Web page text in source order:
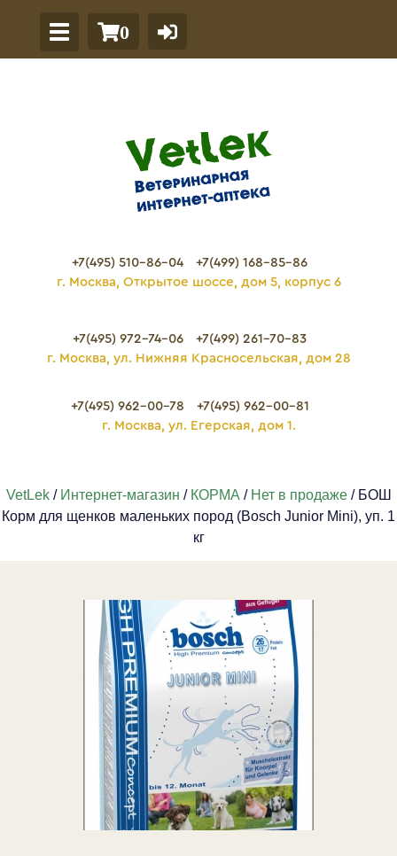
0
+7(495) 510-86-04
+7(499) 168-85-86
г. Москва, Открытое шоссе, дом 5, корпус 6
+7(495) 972-74-06
+7(499) 261-70-83
г. Москва, ул. Нижняя Красносельская, дом 28
+7(495) 962-00-78
+7(495) 962-00-81
г. Москва, ул. Егерская, дом 1.
VetLek/ Интернет-магазин / КОРМА / Нет в продаже/ БОШ
Корм для щенков маленьких пород (Bosch Junior Mini), уп. 1
кг